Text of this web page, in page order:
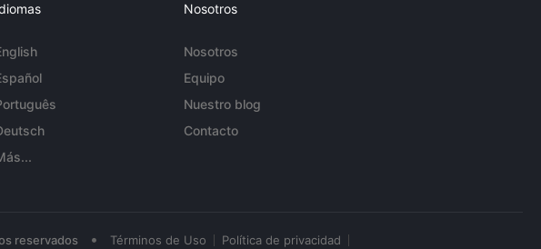
Nosotros
Nosotros
Equipo
Nuestro blog
Contacto
reservados • Términos de Uso Política de privacidad